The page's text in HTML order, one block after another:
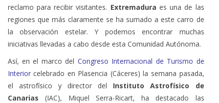
reclamo para recibir visitantes. Extremadura es una de las
regiones que más claramente se ha sumado a este carro de
la observación estelar. Y podemos encontrar muchas
iniciativas llevadas a cabo desde esta Comunidad Autónoma.
Así, en el marco del Congreso Internacional de Turismo de
Interiorcelebrado en Plasencia (Cáceres) la semana pasada,
el astrofísico y director del Instituto Astrofísico de
Canarias (IAC), Miquel Serra-Ricart, ha destacado las